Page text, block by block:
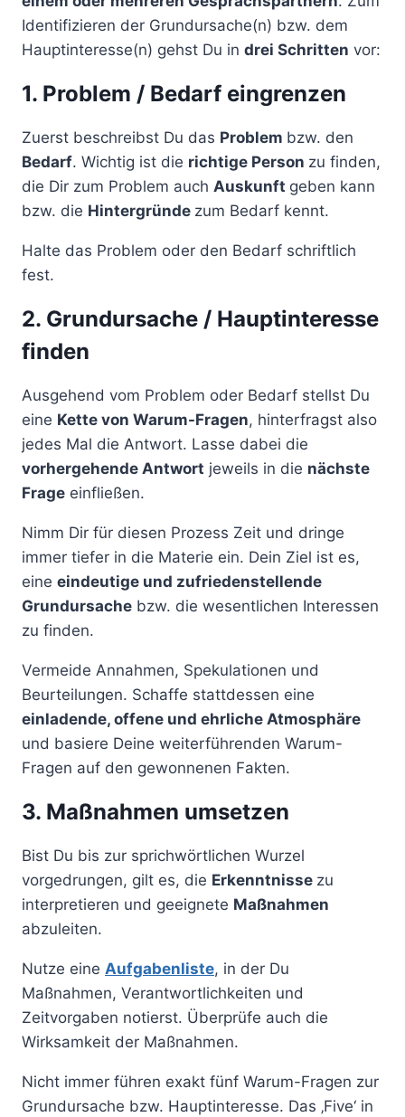
Identifizieren der Grundursache(n) bzw. dem
Hauptinteresse(n) gehst Du in drei Schritten vor:
1. Problem / Bedarf eingrenzen
Zuerst beschreibst Du das Problem bzw. den
Bedarf. Wichtig ist die richtige Person zu finden,
die Dir zum Problem auch Auskunft geben kann
bzw. die Hintergründe zum Bedarf kennt.
Halte das Problem oder den Bedarf schriftlich
fest.
2. Grundursache / Hauptinteresse
finden
Ausgehend vom Problem oder Bedarf stellst Du
eine Kette von Warum-Fragen, hinterfragst also
jedes Mal die Antwort. Lasse dabei die
vorhergehende Antwort jeweils in die nächste
Frage einfließen.
Nimm Dir für diesen Prozess Zeit und dringe
immer tiefer in die Materie ein. Dein Ziel ist es,
eine eindeutige und zufriedenstellende
Grundursache bzw. die wesentlichen Interessen
zu finden.
Vermeide Annahmen, Spekulationen und
Beurteilungen. Schaffe stattdessen eine
einladende, offene und ehrliche Atmosphäre
und basiere Deine weiterführenden Warum-
Fragen auf den gewonnenen Fakten.
3. Maßnahmen umsetzen
Bist Du bis zur sprichwörtlichen Wurzel
vorgedrungen, gilt es, die Erkenntnisse zu
interpretieren und geeignete Maßnahmen
abzuleiten.
Nutze eine Aufgabenliste, in der Du
Maßnahmen, Verantwortlichkeiten und
Zeitvorgaben notierst. Überprüfe auch die
Wirksamkeit der Maßnahmen.
Nicht immer führen exakt fünf Warum-Fragen zur
Grundursache bzw. Hauptinteresse. Das ‚Five‘ in